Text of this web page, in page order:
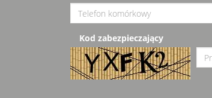
Kod zabezpieczający